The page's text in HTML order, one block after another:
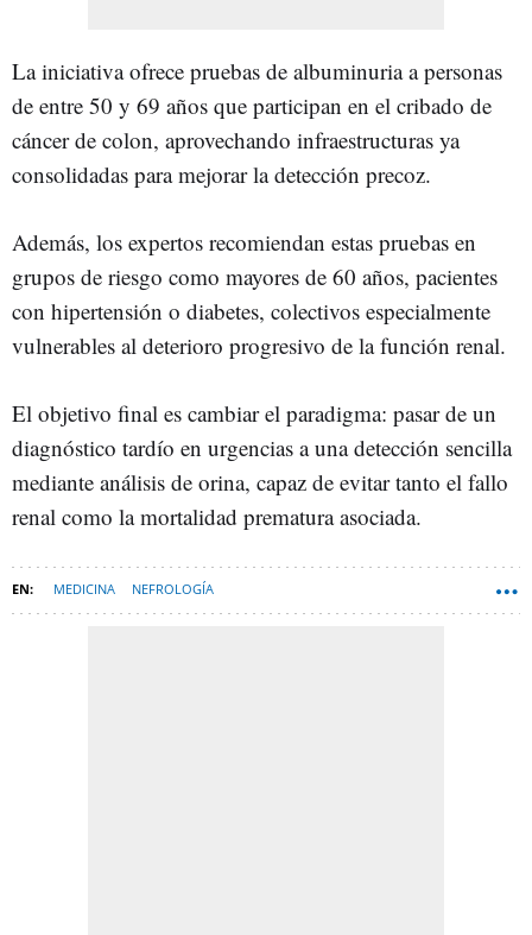
La iniciativa ofrece pruebas de albuminuria a personas
de entre 50 y 69 años que participan en el cribado de
cáncer de colon, aprovechando infraestructuras ya
consolidadas para mejorar la detección precoz.
Además, los expertos recomiendan estas pruebas en
grupos de riesgo como mayores de 60 años, pacientes
con hipertensión o diabetes, colectivos especialmente
vulnerables al deterioro progresivo de la función renal.
El objetivo final es cambiar el paradigma: pasar de un
diagnóstico tardío en urgencias a una detección sencilla
mediante análisis de orina, capaz de evitar tanto el fallo
renal como la mortalidad prematura asociada.
MEDICINA NEFROLOGÍA